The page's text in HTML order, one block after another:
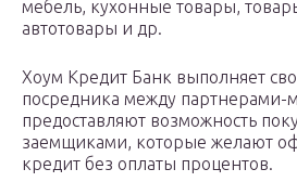
мебель, кухонные товары,
автотовары и др.
Хоум Кредит Банк выполняет
посредника между партнерами-
предоставляют возможность
заемщиками, которые желают
кредит без оплаты процентов.